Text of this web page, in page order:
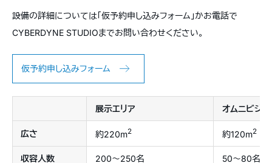
設備の詳細については「仮予約申し込みフォーム」かお電話で
CYBERDYNE STUDIOまでお問い合わせください。
仮予約申し込みフォーム
展示エリア オムニビジョ
広さ 約220m2 約120m2
収容人数 200〜250名 50〜80名